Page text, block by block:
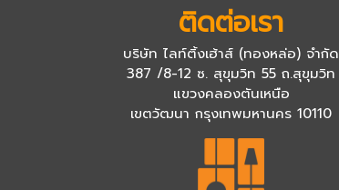
ติดต่อเรา
บริษัท ไลท์ติ้งเฮ้าส์ (ทองหล่อ) จำกัด
387 /8-12 ซ. สุขุมวิท 55 ถ.สุขุมวิท
แขวงคลองตันเหนือ
เขตวัฒนา กรุงเทพมหานคร 10110